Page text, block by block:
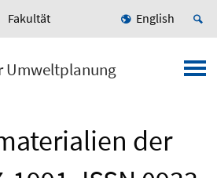
Fakultät English
Umweltplanung
der